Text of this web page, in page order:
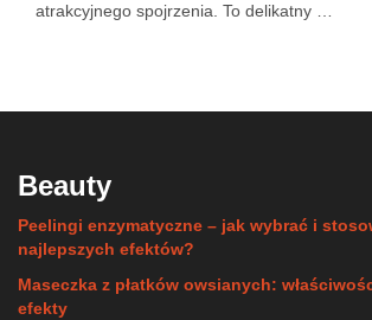
atrakcyjnego spojrzenia. To delikatny …
Beauty
Peelingi enzymatyczne – jak wybrać i
najlepszych efektów?
Maseczka z płatków owsianych:
efekty